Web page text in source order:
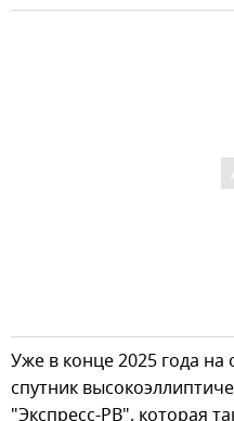
Уже в конце 2025 года
спутник